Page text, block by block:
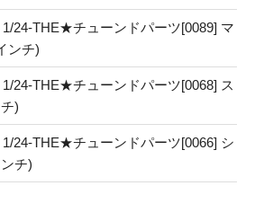
24-THE★チューンドパーツ[0089] マ
ンチ)
24-THE★チューンドパーツ[0068] ス
)
24-THE★チューンドパーツ[0066] シ
チ)